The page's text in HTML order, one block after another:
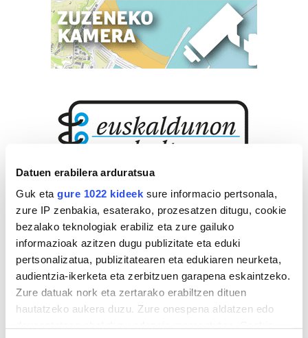
Datuen erabilera arduratsua
Guk eta gure 1022 kideek sure informacio pertsonala,
zure IP zenbakia, esaterako, prozesatzen ditugu, cookie
bezalako teknologiak erabiliz eta zure gailuko
informazioak azitzen dugu publizitate eta eduki
pertsonalizatua, publizitatearen eta edukiaren neurketa,
audientzia-ikerketa eta zerbitzuen garapena eskaintzeko.
Zure datuak nork eta zertarako erabiltzen dituen
hautatzeko aukera duzu. Zure onespena aldatzen edo